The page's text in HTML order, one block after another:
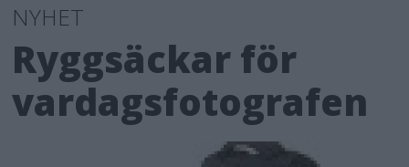
NYHET
Ryggsäckar för
vardagsfotografen